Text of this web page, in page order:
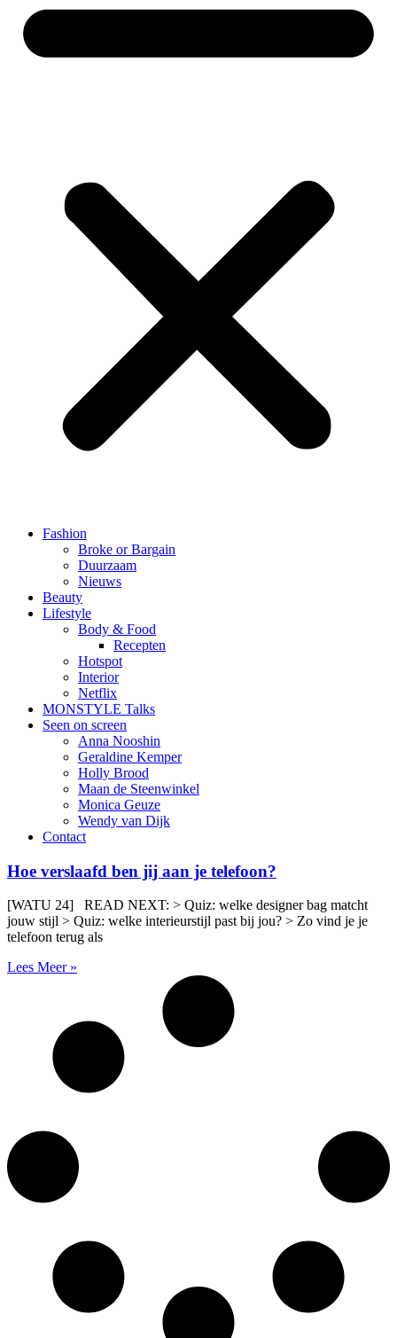
Fashion
Broke or Bargain
Duurzaam
Nieuws
Beauty
Lifestyle
Body & Food
Recepten
Hotspot
Interior
Netflix
MONSTYLE Talks
Seen on screen
Anna Nooshin
Geraldine Kemper
Holly Brood
Maan de Steenwinkel
Monica Geuze
Wendy van Dijk
Contact
Hoe verslaafd ben jij aan je telefoon?
[WATU 24] READ NEXT: > Quiz: welke designer bag matcht
jouw stijl > Quiz: welke interieurstijl past bij jou? > Zo vind je je
telefoon terug als
Lees Meer »